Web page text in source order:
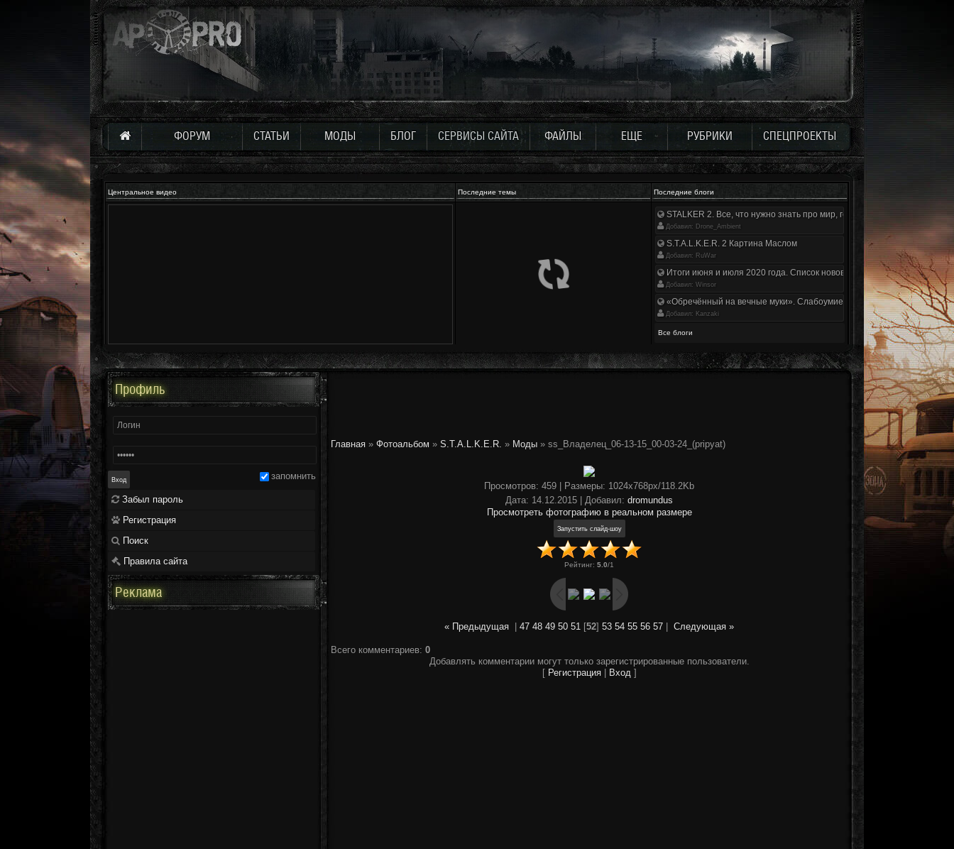
ФОРУМ СТАТЬИ МОДЫ БЛОГ СЕРВИСЫ САЙТА ФАЙЛЫ ЕЩЕ РУБРИКИ СПЕЦПРОЕКТЫ
Центральное видео Последние темы Последние блоги
STALKER 2. Все, что нужно знать про мир, геймплей и сюжет | Разбор
Добавил: Drone_Ambient
S.T.A.L.K.E.R. 2 Картина Маслом
Добавил: RuWar
Итоги июня и июля 2020 года. Список нововведений
Добавил: Winsor
«Обречённый на вечные муки». Слабоумие и отвага
Добавил: Kanzaki
Все блоги
Главная » Фотоальбом » S.T.A.L.K.E.R. » Моды » ss_Владелец_06-13-15_00-03-24_(pripyat)
Просмотров: 459 | Размеры: 1024x768px/118.2Kb
Дата: 14.12.2015 | Добавил: dromundus
Просмотреть фотографию в реальном размере
Рейтинг: 5.0/1
« Предыдущая 47 48 49 50 51 [52] 53 54 55 56 57 Следующая »
Всего комментариев: 0
Добавлять комментарии могут только зарегистрированные пользователи.
[ Регистрация| Вход]
Профиль
запомнить
Забыл пароль
Регистрация
Поиск
Правила сайта
Реклама